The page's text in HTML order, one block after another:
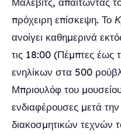
πρόχειρη επίσκεψη. Το
ανοίγει καθημερινά
τις 18:00 (Πέμπτες έως
ενηλίκων στα 500
Μπριουλόφ του μουσείου
ενδιαφέρουσες μετά
διακοσμητικών τεχνών